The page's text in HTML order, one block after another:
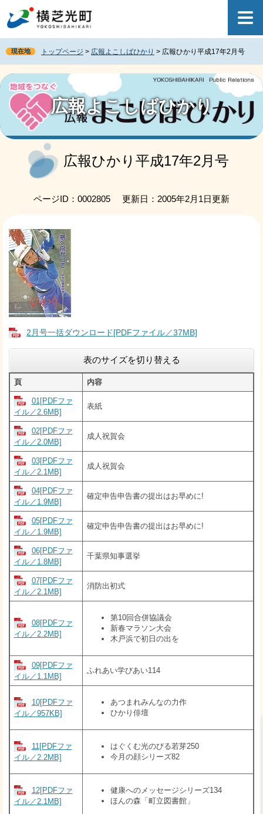
ジ
先
頭
で
ュ
を
飛
ば
文
現在地 トップページ > 広報よこしばひかり > 広報ひかり平成17年2月号
広報よこしばひかり
広報ひかり平成17年2月号
ページID：0002805 更新日：2005年2月1日更新
2月号一括ダウンロード[PDFファイル／37MB]
表のサイズを切り替える
頁 内容
01[PDFファ
イル／2.6MB]
表紙
02[PDFファ
イル／2.0MB]
成人祝賀会
03[PDFファ
イル／2.1MB]
成人祝賀会
04[PDFファ
イル／1.9MB]
確定申告申告書の提出はお早めに!
05[PDFファ
イル／1.9MB]
確定申告申告書の提出はお早めに!
06[PDFファ
イル／1.8MB]
千葉県知事選挙
07[PDFファ
イル／2.1MB]
消防出初式
08[PDFファ
イル／2.2MB]
第10回合併協議会
新春マラソン大会
木戸浜で初日の出を
09[PDFファ
イル／1.1MB]
ふれあい学びあい114
10[PDFファ
イル／957KB]
あつまれみんなの力作
ひかり俳壇
11[PDFファ
イル／2.2MB]
はぐくむ光のびる若芽250
今月の顔シリーズ82
12[PDFファ
イル／2.1MB]
健康へのメッセージシリーズ134
ほんの森「町立図書館」